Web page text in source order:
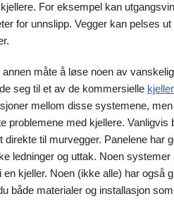
For eksempel kan
for unnslipp. Vegger kan pelses
annen måte å løse noen av
seg til et av de kommersielle
mellom disse systemene,
problemene med kjellere.
direkte til murvegger. Panelene har
ledninger og uttak. Noen
en kjeller. Noen (ikke alle) har også
både materialer og installasjon